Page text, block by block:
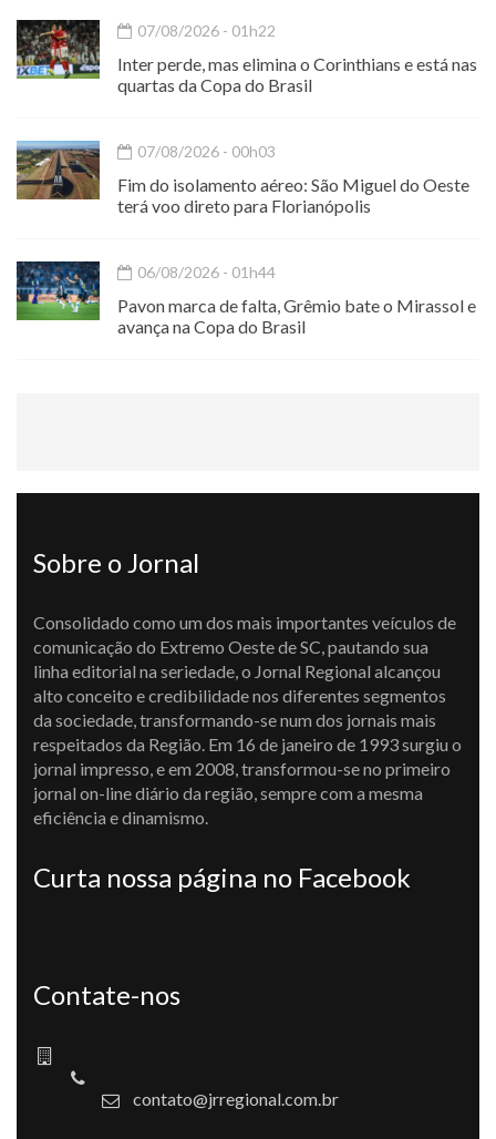
07/08/2026 - 01h22
Inter perde, mas elimina o Corinthians e está nas
quartas da Copa do Brasil
07/08/2026 - 00h03
Fim do isolamento aéreo: São Miguel do Oeste
terá voo direto para Florianópolis
06/08/2026 - 01h44
Pavon marca de falta, Grêmio bate o Mirassol e
avança na Copa do Brasil
Sobre o Jornal
Consolidado como um dos mais importantes veículos de
comunicação do Extremo Oeste de SC, pautando sua
linha editorial na seriedade, o Jornal Regional alcançou
alto conceito e credibilidade nos diferentes segmentos
da sociedade, transformando-se num dos jornais mais
respeitados da Região. Em 16 de janeiro de 1993 surgiu o
jornal impresso, e em 2008, transformou-se no primeiro
jornal on-line diário da região, sempre com a mesma
eficiência e dinamismo.
Curta nossa página no Facebook
Contate-nos
contato@jrregional.com.br